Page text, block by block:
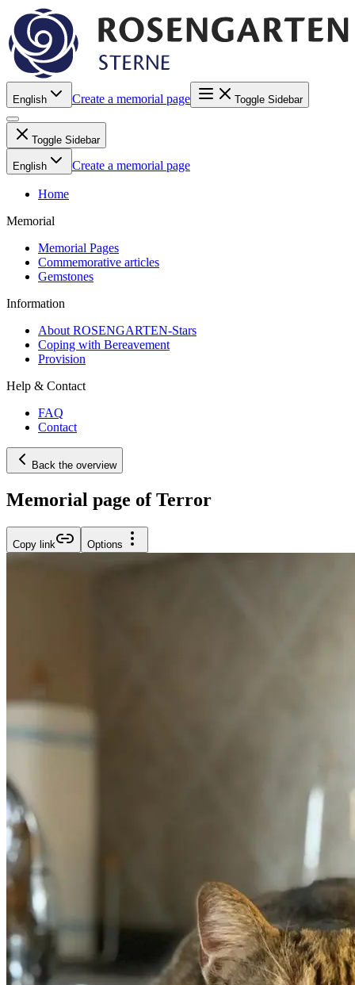
English Create a memorial page Toggle Sidebar
Toggle Sidebar
English Create a memorial page
Home
Memorial
Memorial Pages
Commemorative articles
Gemstones
Information
About ROSENGARTEN-Stars
Coping with Bereavement
Provision
Help & Contact
FAQ
Contact
Back the overview
Memorial page of Terror
Copy link Options